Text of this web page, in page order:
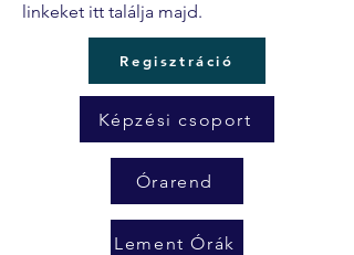
linkeket itt találja majd.
Regisztráció
Képzési csoport
Órarend
Lement Órák